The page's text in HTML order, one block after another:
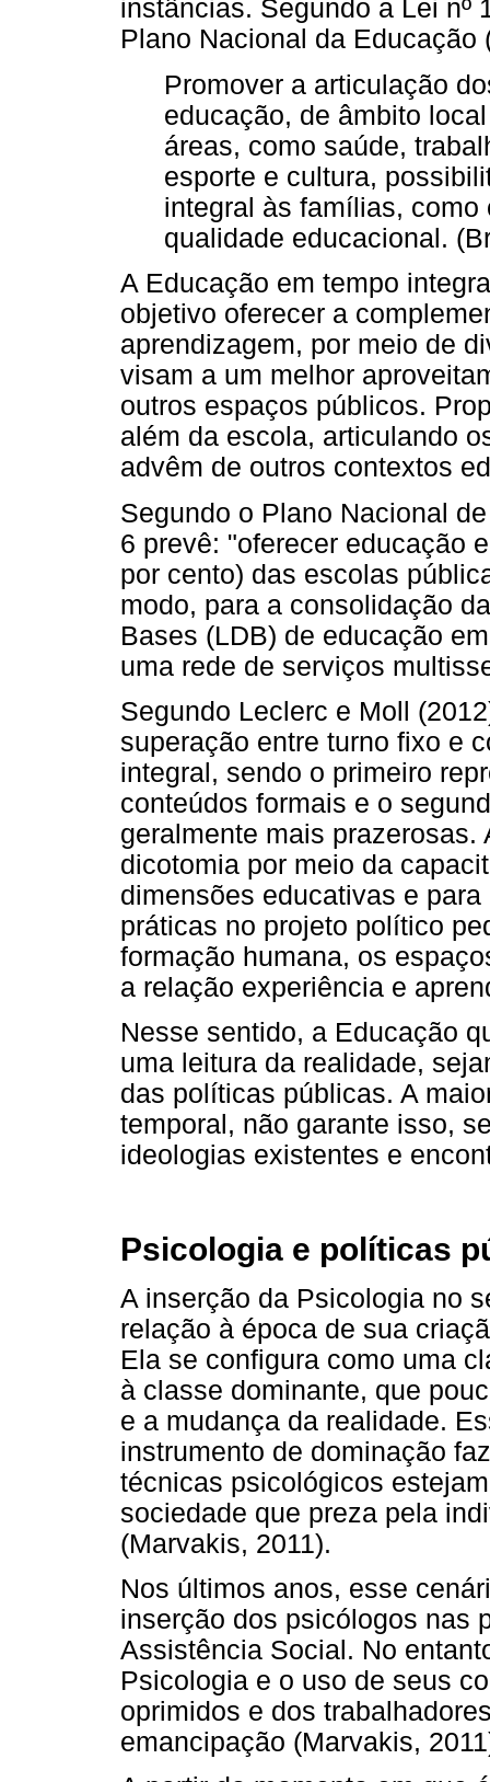
instâncias. Segundo a Lei nº
Plano Nacional da
Promover a articulação
educação, de âmbito
áreas, como saúde,
esporte e cultura,
integral às famílias,
qualidade educacional.
A Educação em tempo
objetivo oferecer a
aprendizagem, por meio de
visam a um melhor
outros espaços públicos.
além da escola, articulando
advêm de outros contextos
Segundo o Plano Nacional
6 prevê: "oferecer educação
por cento) das escolas
modo, para a consolidação
Bases (LDB) de educação
uma rede de serviços
Segundo Leclerc e Moll
superação entre turno fixo e
integral, sendo o primeiro
conteúdos formais e o
geralmente mais
dicotomia por meio da
dimensões educativas e
práticas no projeto político
formação humana, os
a relação experiência e
Nesse sentido, a Educação
uma leitura da realidade,
das políticas públicas. A
temporal, não garante isso,
ideologias existentes e
Psicologia e políticas
A inserção da Psicologia no
relação à época de sua
Ela se configura como uma
à classe dominante, que
e a mudança da realidade.
instrumento de dominação
técnicas psicológicos
sociedade que preza pela
(Marvakis, 2011).
Nos últimos anos, esse
inserção dos psicólogos nas
Assistência Social. No
Psicologia e o uso de seus
oprimidos e dos
emancipação (Marvakis,